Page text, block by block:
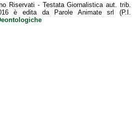
Riservati - Testata Giornalistica aut. trib.
è edita da Parole Animate srl (P.I.